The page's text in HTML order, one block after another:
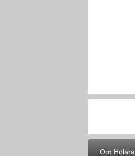
Om Holars